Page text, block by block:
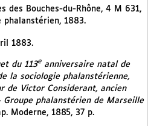
des Bouches-du-Rhône, 4 M 631,
1883.
1883.
du 113eanniversaire natal de
la sociologie phalanstérienne,
de Victor Considerant, ancien
phalanstérien de Marseille
Moderne, 1885, 37 p.